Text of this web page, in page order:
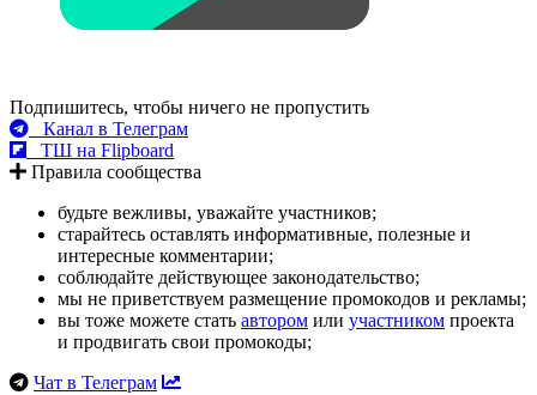
Подпишитесь, чтобы ничего не пропустить
Канал в Телеграм
ТШ на Flipboard
Правила сообщества
будьте вежливы, уважайте участников;
старайтесь оставлять информативные, полезные и
интересные комментарии;
соблюдайте действующее законодательство;
мы не приветствуем размещение промокодов и рекламы;
вы тоже можете стать автором или участником проекта
и продвигать свои промокоды;
Чат в Телеграм